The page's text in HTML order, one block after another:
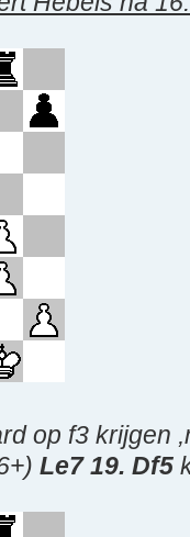
op f3 krijgen
Le7 19. Df5